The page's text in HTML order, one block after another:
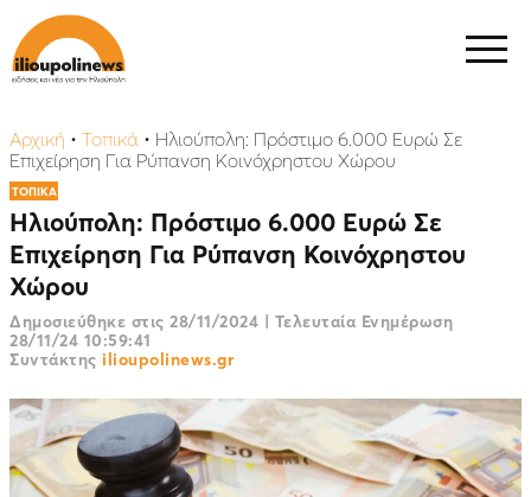
Αρχική • Τοπικά • Ηλιούπολη: Πρόστιμο 6.000 Ευρώ Σε
Επιχείρηση Για Ρύπανση Κοινόχρηστου Χώρου
ΤΟΠΙΚΑ
Ηλιούπολη: Πρόστιμο 6.000 Ευρώ Σε
Επιχείρηση Για Ρύπανση Κοινόχρηστου
Χώρου
Δημοσιεύθηκε στις 28/11/2024 | Τελευταία Ενημέρωση
28/11/24 10:59:41
Συντάκτης ilioupolinews.gr